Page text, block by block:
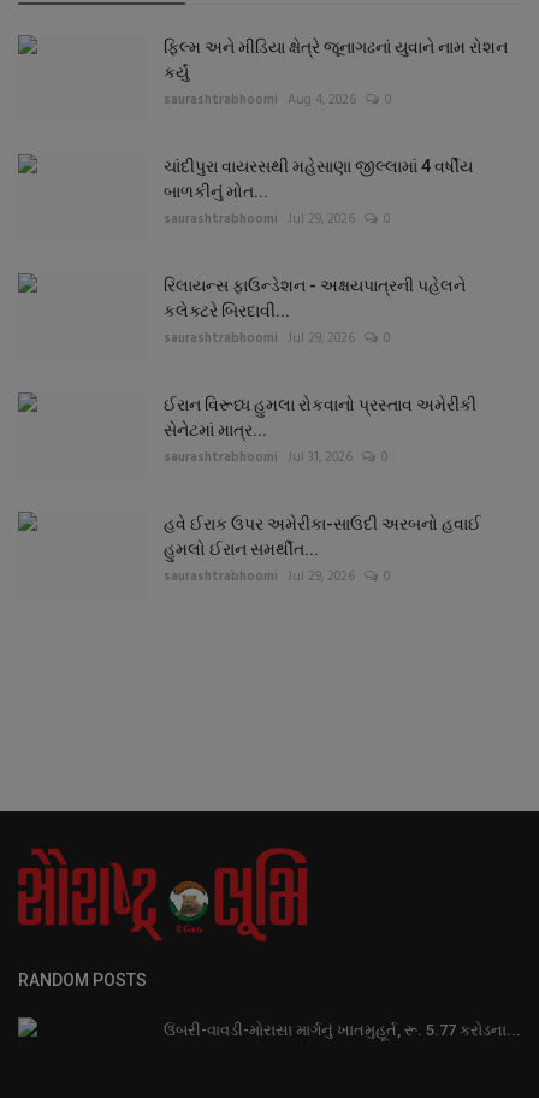
ફિલ્મ અને મીડિયા ક્ષેત્રે જૂનાગઢનાં યુવાને નામ રોશન
કર્યું
saurashtrabhoomi Aug 4, 2026 0
ચાંદીપુરા વાયરસથી મહેસાણા જીલ્લામાં 4 વર્ષીય
બાળકીનું મોત...
saurashtrabhoomi Jul 29, 2026 0
રિલાયન્સ ફાઉન્ડેશન - અક્ષયપાત્રની પહેલને
કલેક્ટરે બિરદાવી...
saurashtrabhoomi Jul 29, 2026 0
ઈરાન વિરૂધ્ધ હુમલા રોકવાનો પ્રસ્તાવ અમેરીકી
સેનેટમાં માત્ર...
saurashtrabhoomi Jul 31, 2026 0
હવે ઈરાક ઉપર અમેરીકા-સાઉદી અરબનો હવાઈ
હુમલો ઈરાન સમર્થીત...
saurashtrabhoomi Jul 29, 2026 0
RANDOM POSTS
ઉંબરી-વાવડી-મોરાસા માર્ગનું ખાતમુહૂર્ત, રૂ. 5.77 કરોડના...